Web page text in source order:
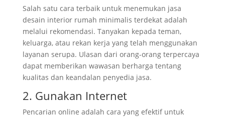
Salah satu cara terbaik untuk menemukan jasa
desain interior rumah minimalis terdekat adalah
melalui rekomendasi. Tanyakan kepada teman,
keluarga, atau rekan kerja yang telah menggunakan
layanan serupa. Ulasan dari orang-orang terpercaya
dapat memberikan wawasan berharga tentang
kualitas dan keandalan penyedia jasa.
2. Gunakan Internet
Pencarian online adalah cara yang efektif untuk